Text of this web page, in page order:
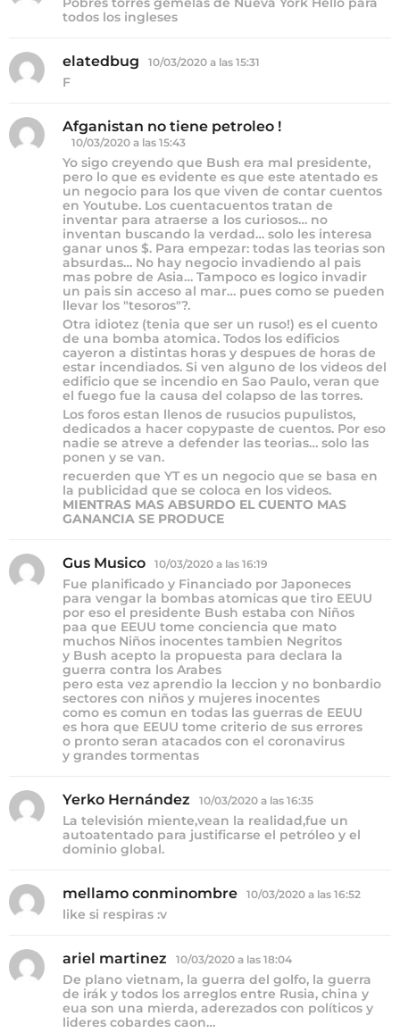
c
todos los ingleses
elatedbug d
:
10/03/2020 a las 15:31
F
Afganistan no tiene petroleo !
c
e
:
10/03/2020 a las 15:43
Yo sigo creyendo que Bush era mal presidente,
pero lo que es evidente es que este atentado es
un negocio para los que viven de contar cuentos
en Youtube. Los cuentacuentos tratan de
inventar para atraerse a los curiosos… no
inventan buscando la verdad… solo les interesa
ganar unos $. Para empezar: todas las teorias son
absurdas… No hay negocio invadiendo al pais
mas pobre de Asia… Tampoco es logico invadir
un pais sin acceso al mar… pues como se pueden
llevar los "tesoros"?.
Otra idiotez (tenia que ser un ruso!) es el cuento
de una bomba atomica. Todos los edificios
cayeron a distintas horas y despues de horas de
estar incendiados. Si ven alguno de los videos del
edificio que se incendio en Sao Paulo, veran que
el fuego fue la causa del colapso de las torres.
Los foros estan llenos de rusucios pupulistos,
dedicados a hacer copypaste de cuentos. Por eso
nadie se atreve a defender las teorias… solo las
ponen y se van.
recuerden que YT es un negocio que se basa en
la publicidad que se coloca en los videos.
MIENTRAS MAS ABSURDO EL CUENTO MAS
GANANCIA SE PRODUCE
Gus Musico d
i
c
e
:
10/03/2020 a las 16:19
Fue planificado y Financiado por Japoneces
para vengar la bombas atomicas que tiro EEUU
por eso el presidente Bush estaba con Niños
paa que EEUU tome conciencia que mato
muchos Niños inocentes tambien Negritos
y Bush acepto la propuesta para declara la
guerra contra los Arabes
pero esta vez aprendio la leccion y no bonbardio
sectores con niños y mujeres inocentes
como es comun en todas las guerras de EEUU
es hora que EEUU tome criterio de sus errores
o pronto seran atacados con el coronavirus
y grandes tormentas
Yerko Hernández d
i
c
10/03/2020 a las 16:35
La televisión miente,vean la realidad,fue un
autoatentado para justificarse el petróleo y el
dominio global.
mellamo conminombre d
:
10/03/2020 a las 16:52
like si respiras :v
ariel martinez d
i
c
e
:
10/03/2020 a las 18:04
De plano vietnam, la guerra del golfo, la guerra
de irák y todos los arreglos entre Rusia, china y
eua son una mierda, aderezados con políticos y
lideres cobardes caon…